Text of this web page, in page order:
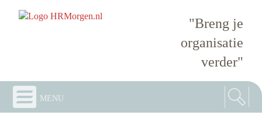
"Breng je
organisatie
verder"
menu